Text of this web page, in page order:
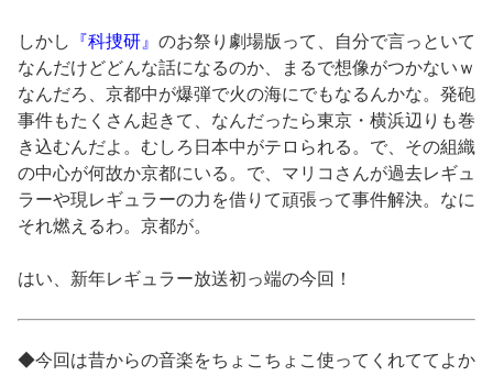
しかし 『科捜研』 のお祭り劇場版って、自分で言っといて
なんだけどどんな話になるのか、まるで想像がつかないｗ
なんだろ、京都中が爆弾で火の海にでもなるんかな。発砲
事件もたくさん起きて、なんだったら東京・横浜辺りも巻
き込むんだよ。むしろ日本中がテロられる。で、その組織
の中心が何故か京都にいる。で、マリコさんが過去レギュ
ラーや現レギュラーの力を借りて頑張って事件解決。なに
それ燃えるわ。京都が。
はい、新年レギュラー放送初っ端の今回！
◆今回は昔からの音楽をちょこちょこ使ってくれててよか